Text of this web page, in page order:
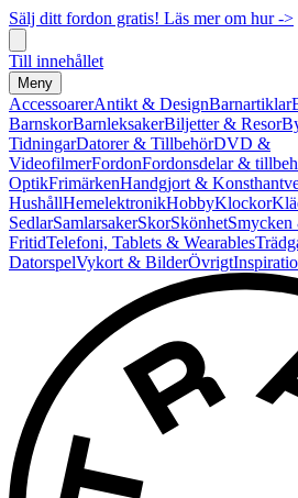
Sälj ditt fordon gratis! Läs mer om hur ->
Till innehållet
Meny
AccessoarerAntikt & DesignBarnartiklar
BarnskorBarnleksakerBiljetter & Resor
TidningarDatorer & TillbehörDVD &
VideofilmerFordonFordonsdelar &
OptikFrimärkenHandgjort &
HushållHemelektronikHobbyKlockor
SedlarSamlarsakerSkorSkönhet
FritidTelefoni, Tablets & Wearables
DatorspelVykort & BilderÖvrigt